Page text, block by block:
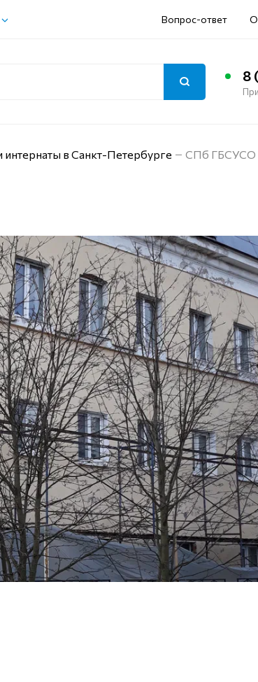
Вопрос-ответ
8
в Санкт-Петербурге СПб ГБСУСО